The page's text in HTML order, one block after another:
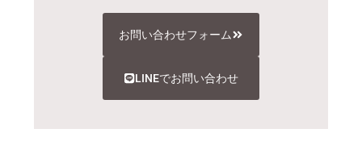
お問い合わせフォーム
LINEでお問い合わせ